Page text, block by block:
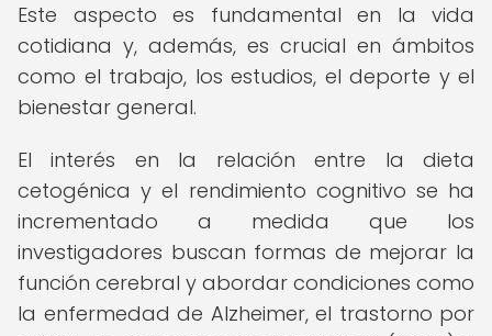
Este aspecto es fundamental en la vida
cotidiana y, además, es crucial en ámbitos
como el trabajo, los estudios, el deporte y el
bienestar general.
El interés en la relación entre la dieta
cetogénica y el rendimiento cognitivo se ha
incrementado a medida que los
investigadores buscan formas de mejorar la
función cerebral y abordar condiciones como
la enfermedad de Alzheimer, el trastorno por